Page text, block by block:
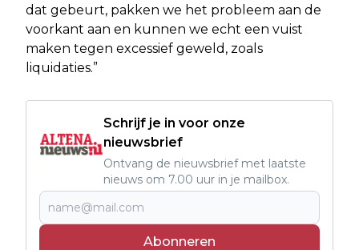
dat gebeurt, pakken we het probleem aan de
voorkant aan en kunnen we echt een vuist
maken tegen excessief geweld, zoals
liquidaties.”
Schrijf je in voor onze
nieuwsbrief
Ontvang de nieuwsbrief met laatste
nieuws om 7.00 uur in je mailbox.
Abonneren